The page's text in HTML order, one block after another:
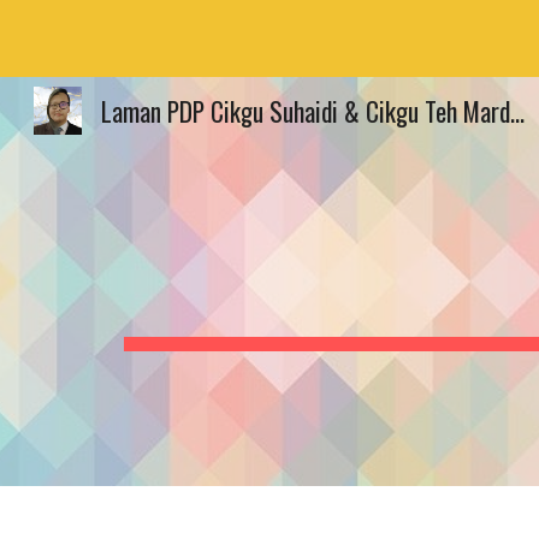
Laman PDP Cikgu Suhaidi & Cikgu Teh Mardiana